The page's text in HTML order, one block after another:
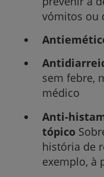
vómitos ou
sem febre,
médico
Anti-
tópico
história de
exemplo, à